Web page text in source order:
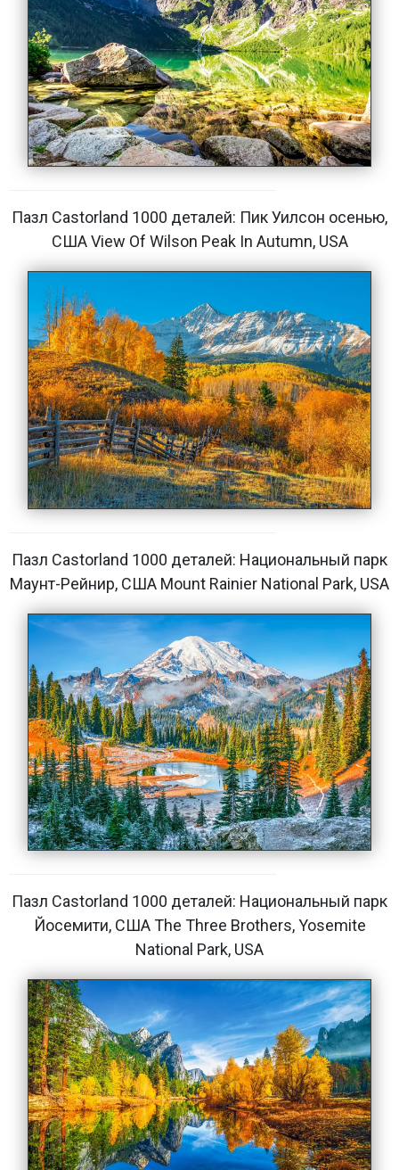
Пазл Castorland 1000 деталей: Пик Уилсон осенью,
США View Of Wilson Peak In Autumn, USA
Пазл Castorland 1000 деталей: Национальный парк
Маунт-Рейнир, США Mount Rainier National Park, USA
Пазл Castorland 1000 деталей: Национальный парк
Йосемити, США The Three Brothers, Yosemite
National Park, USA